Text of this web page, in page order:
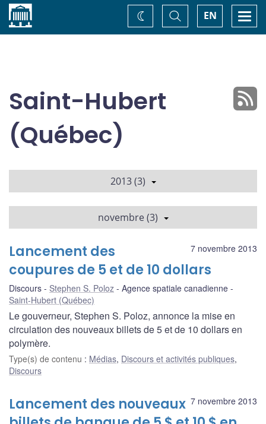
Accueil EN
Basculer
la
recherche
Changez
de
Saint-Hubert
(Québec)
2013 (3)
novembre (3)
7 novembre 2013
Lancement des
coupures de 5 et de 10 dollars
Discours Stephen S. Poloz
Agence spatiale canadienne
Saint-Hubert (Québec)
Le gouverneur, Stephen S. Poloz, annonce la mise en
circulation des nouveaux billets de 5 et de 10 dollars en
polymère.
Type(s) de contenu : Médias, Discours et activités publiques,
Discours
7 novembre 2013
Lancement des nouveaux